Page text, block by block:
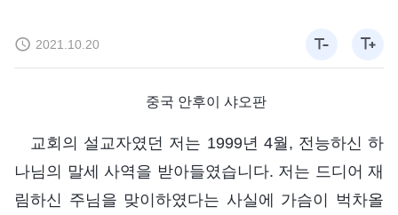
2021.10.20
중국 안후이 샤오판
교회의 설교자였던 저는 1999년 4월, 전능하신 하
나님의 말세 사역을 받아들였습니다. 저는 드디어 재
림하신 주님을 맞이하였다는 사실에 가슴이 벅차올